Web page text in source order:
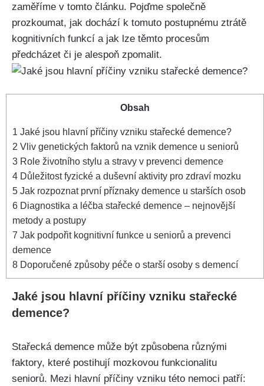
zaměříme v tomto článku. Pojďme společně
prozkoumat, jak dochází k tomuto postupnému ztrátě
kognitivních funkcí a jak lze těmto procesům
předcházet či je alespoň zpomalit.
Obsah
1 Jaké jsou hlavní příčiny vzniku stařecké demence?
2 Vliv genetických faktorů na vznik demence u seniorů
3 Role životního stylu a stravy v prevenci demence
4 Důležitost fyzické a duševní aktivity pro zdraví mozku
5 Jak rozpoznat první příznaky demence u starších osob
6 Diagnostika a léčba stařecké demence – nejnovější
metody a postupy
7 Jak podpořit kognitivní funkce u seniorů a prevenci
demence
8 Doporučené způsoby péče o starší osoby s demencí
Jaké jsou hlavní příčiny vzniku stařecké
demence?
Stařecká demence může být způsobena různými
faktory, které postihují mozkovou funkcionalitu
seniorů. Mezi hlavní příčiny vzniku této nemoci patří: